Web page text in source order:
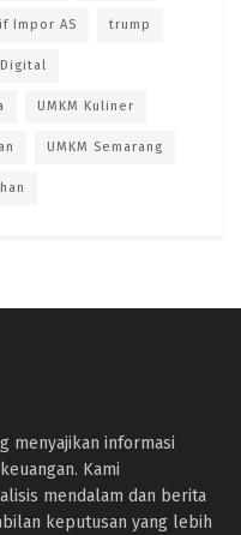
Impor AS trump
Digital
UMKM Kuliner
UMKM Semarang
menyajikan informasi
Kami
mendalam dan berita
keputusan yang lebih